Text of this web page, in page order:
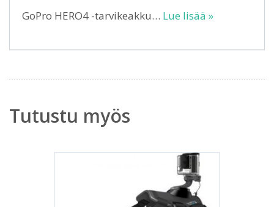
GoPro HERO4 -tarvikeakku… Lue lisää »
Tutustu myös